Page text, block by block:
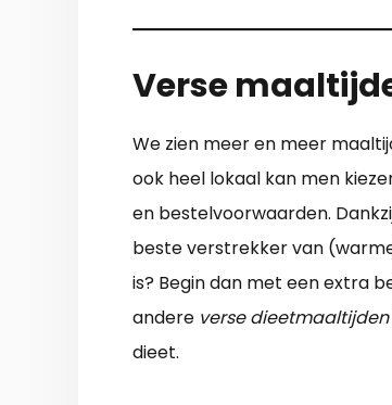
Verse
We zien meer en meer
ook heel lokaal kan men
en bestelvoorwaarden.
beste verstrekker van
is? Begin dan met een extra
andere verse
dieet.